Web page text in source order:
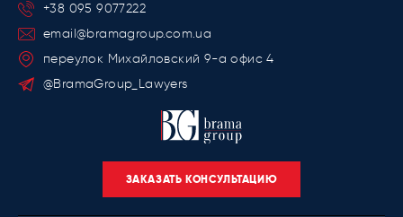
ЗАКАЗАТЬ КОНСУЛЬТАЦИЮ
+38 095 9077222
email@bramagroup.com.ua
переулок Михайловский 9-a офис 4
@BramaGroup_Lawyers